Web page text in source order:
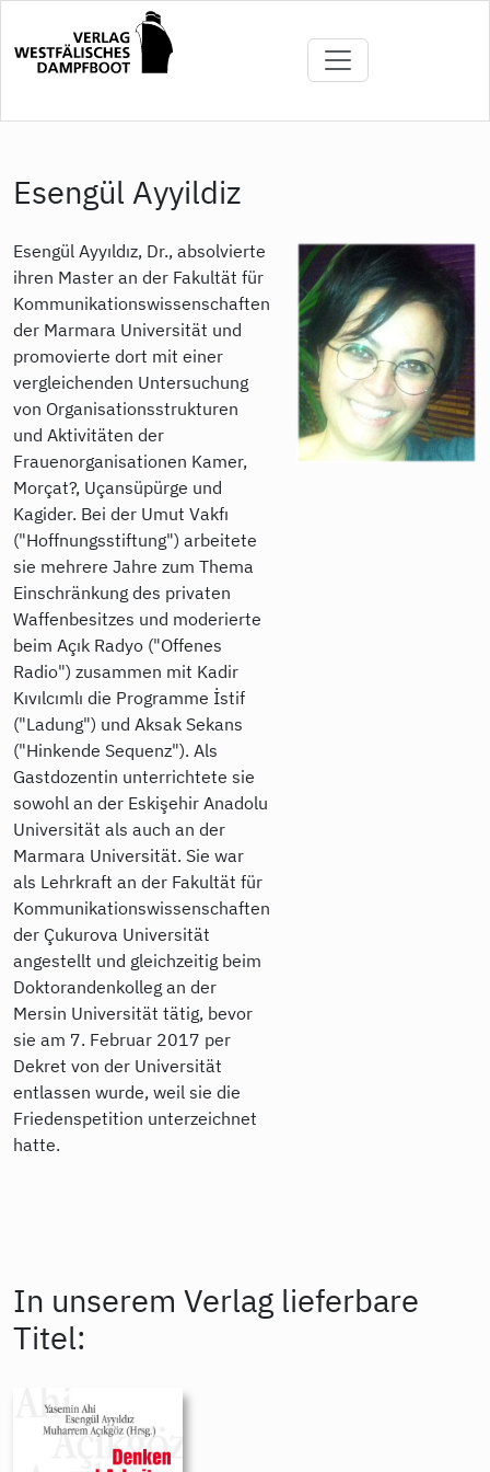
Inhalt
Esengül Ayyildiz
Esengül Ayyıldız, Dr., absolvierte
ihren Master an der Fakultät für
Kommunikationswissenschaften
der Marmara Universität und
promovierte dort mit einer
vergleichenden Untersuchung
von Organisationsstrukturen
und Aktivitäten der
Frauenorganisationen Kamer,
Morçat?, Uçansüpürge und
Kagider. Bei der Umut Vakfı
("Hoffnungsstiftung") arbeitete
sie mehrere Jahre zum Thema
Einschränkung des privaten
Waffenbesitzes und moderierte
beim Açık Radyo ("Offenes
Radio") zusammen mit Kadir
Kıvılcımlı die Programme İstif
("Ladung") und Aksak Sekans
("Hinkende Sequenz"). Als
Gastdozentin unterrichtete sie
sowohl an der Eskişehir Anadolu
Universität als auch an der
Marmara Universität. Sie war
als Lehrkraft an der Fakultät für
Kommunikationswissenschaften
der Çukurova Universität
angestellt und gleichzeitig beim
Doktorandenkolleg an der
Mersin Universität tätig, bevor
sie am 7. Februar 2017 per
Dekret von der Universität
entlassen wurde, weil sie die
Friedenspetition unterzeichnet
hatte.
In unserem Verlag lieferbare
Titel: